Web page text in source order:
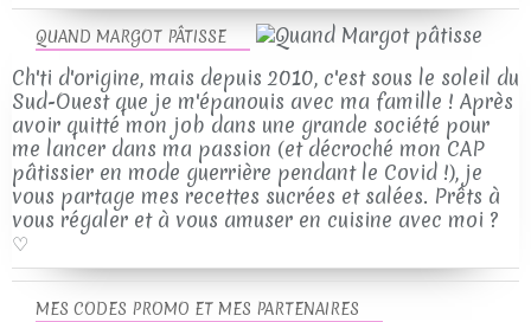
QUAND MARGOT PÂTISSE
Ch'ti d'origine, mais depuis 2010, c'est sous le soleil du
Sud-Ouest que je m'épanouis avec ma famille ! Après
avoir quitté mon job dans une grande société pour
me lancer dans ma passion (et décroché mon CAP
pâtissier en mode guerrière pendant le Covid !), je
vous partage mes recettes sucrées et salées. Prêts à
vous régaler et à vous amuser en cuisine avec moi ?
♡
MES CODES PROMO ET MES PARTENAIRES